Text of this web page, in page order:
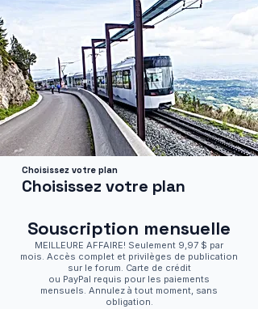
Choisissez votre plan
Choisissez votre plan
Souscription mensuelle
MEILLEURE AFFAIRE! Seulement 9,97 $ par
mois. Accès complet et privilèges de publication
sur le forum. Carte de crédit
ou PayPal requis pour les paiements
mensuels. Annulez à tout moment, sans
obligation.